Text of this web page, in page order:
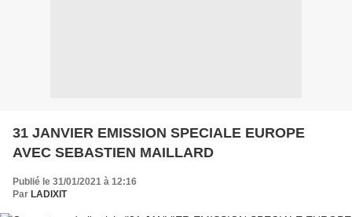
31 JANVIER EMISSION SPECIALE EUROPE
AVEC SEBASTIEN MAILLARD
Publié le 31/01/2021 à 12:16
Par LADIXIT